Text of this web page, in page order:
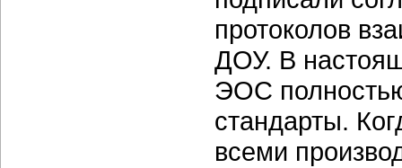
протоколов
ДОУ. В
ЭОС
стандарты.
всеми